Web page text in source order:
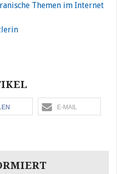
Themen im Internet
E-MAIL